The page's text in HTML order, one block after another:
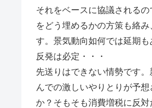
それをベースに協議される
をどう埋めるかの方策も絡
す。景気動向如何では延期
反発は必定・・・
先送りはできない情勢です
んでの激しいやりとりが予
か？そもそも消費増税に反